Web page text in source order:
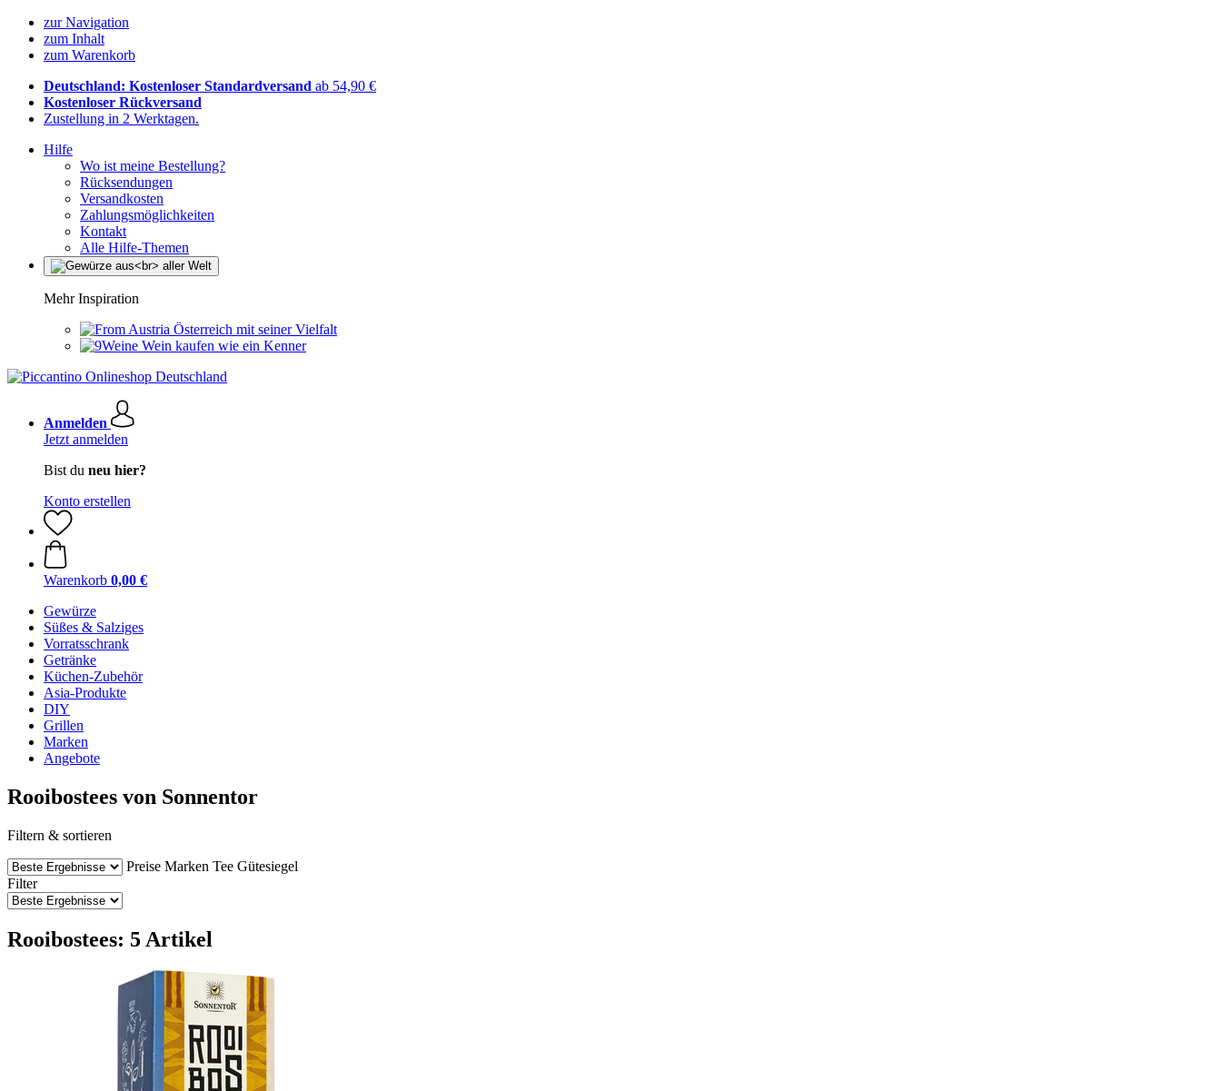
zur Navigation
zum Inhalt
zum Warenkorb
Deutschland: Kostenloser Standardversand ab 54,90 €
Kostenloser Rückversand
Zustellung in 2 Werktagen.
Hilfe
Wo ist meine Bestellung?
Rücksendungen
Versandkosten
Zahlungsmöglichkeiten
Kontakt
Alle Hilfe-Themen
Mehr Inspiration
Österreich mit seiner Vielfalt
Wein kaufen wie ein Kenner
Anmelden
Jetzt anmelden
Bist du neu hier?
Konto erstellen
Warenkorb 0,00 €
Gewürze
Süßes & Salziges
Vorratsschrank
Getränke
Küchen-Zubehör
Asia-Produkte
DIY
Grillen
Marken
Angebote
Rooibostees von Sonnentor
Filtern & sortieren
Preise Marken Tee Gütesiegel
Filter
Rooibostees: 5 Artikel